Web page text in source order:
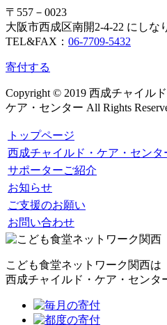
〒557－0023
大阪市西成区南開2-4-22 にし
TEL&FAX： 06-7709-5432
寄付する
Copyright © 2019 西成チャイルド
ケア・センター All Rights
トップページ
西成チャイルド・ケア・センタ
サポーターご紹介
お知らせ
ご支援のお願い
お問い合わせ
こども食堂ネットワーク関西は
西成チャイルド・ケア・センタ